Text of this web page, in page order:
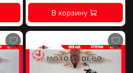
В корзину